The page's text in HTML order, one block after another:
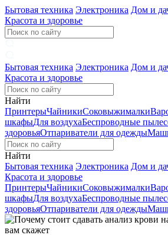
Бытовая техника Электроника Дом и
Красота и здоровье
Бытовая техника Электроника Дом и
Красота и здоровье
Найти
ПринтерыЧайникиСоковыжималки
шкафыДля воздухаБеспроводные
здоровьяОтпариватели для одежды
Найти
Бытовая техника Электроника Дом и
Красота и здоровье
ПринтерыЧайникиСоковыжималки
шкафыДля воздухаБеспроводные
здоровьяОтпариватели для одежды